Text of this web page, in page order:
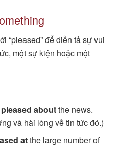
“pleased” để diễn tả sự vui
một sự kiện hoặc một
pleased aboutthe news.
và hài lòng về tin tức đó.)
atthe large number of